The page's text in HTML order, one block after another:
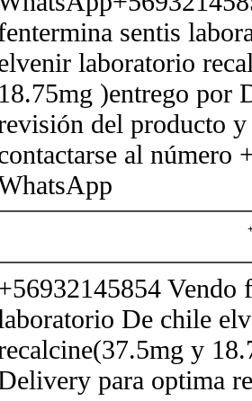
sentis
laboratorio
18.75mg )entrego por
del producto
al número
Vendo
De chile
y
para optima